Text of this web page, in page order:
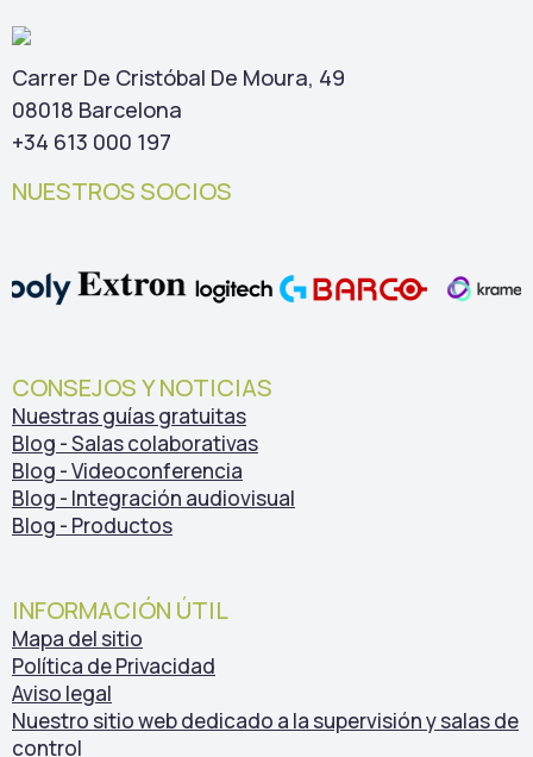
Carrer De Cristóbal De Moura, 49
08018 Barcelona
+34 613 000 197
NUESTROS SOCIOS
CONSEJOS Y NOTICIAS
Nuestras guías gratuitas
Blog - Salas colaborativas
Blog - Videoconferencia
Blog - Integración audiovisual
Blog - Productos
INFORMACIÓN ÚTIL
Mapa del sitio
Política de Privacidad
Aviso legal
Nuestro sitio web dedicado a la supervisión y salas de
control